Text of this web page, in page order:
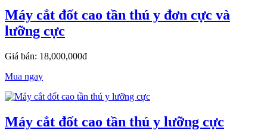
Máy cắt đốt cao tần thú y đơn cực và
lưỡng cực
Giá bán: 18,000,000đ
Mua ngay
Máy cắt đốt cao tần thú y lưỡng cực